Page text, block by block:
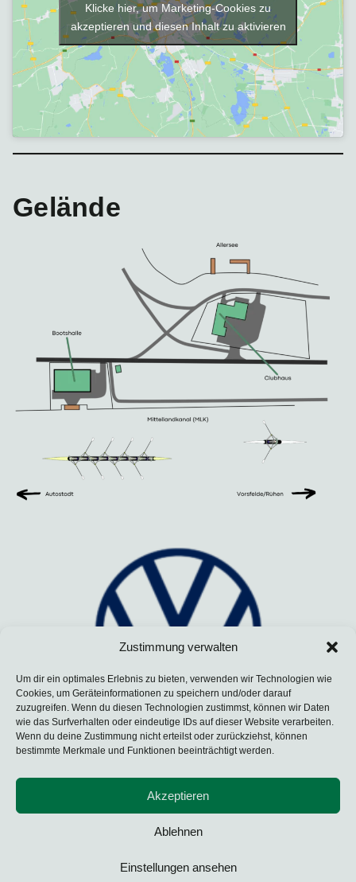
Zustimmung verwalten
Um dir ein optimales Erlebnis zu bieten, verwenden wir Technologien wie
Cookies, um Geräteinformationen zu speichern und/oder darauf
zuzugreifen. Wenn du diesen Technologien zustimmst, können wir Daten
wie das Surfverhalten oder eindeutige IDs auf dieser Website verarbeiten.
Wenn du deine Zustimmung nicht erteilst oder zurückziehst, können
bestimmte Merkmale und Funktionen beeinträchtigt werden.
Akzeptieren
Ablehnen
Einstellungen ansehen
Klicke hier, um Marketing-Cookies zu
akzeptieren und diesen Inhalt zu aktivieren
Gelände